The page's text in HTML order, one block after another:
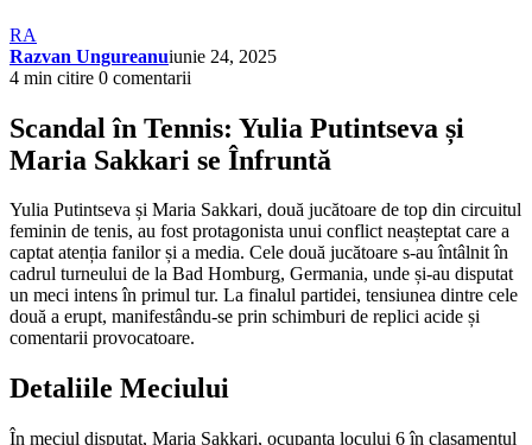
RA
Razvan Ungureanuiunie 24, 2025
4 min citire 0 comentarii
Scandal în Tennis: Yulia Putintseva și
Maria Sakkari se Înfruntă
Yulia Putintseva și Maria Sakkari, două jucătoare de top din circuitul
feminin de tenis, au fost protagonista unui conflict neașteptat care a
captat atenția fanilor și a media. Cele două jucătoare s-au întâlnit în
cadrul turneului de la Bad Homburg, Germania, unde și-au disputat
un meci intens în primul tur. La finalul partidei, tensiunea dintre cele
două a erupt, manifestându-se prin schimburi de replici acide și
comentarii provocatoare.
Detaliile Meciului
În meciul disputat, Maria Sakkari, ocupanta locului 6 în clasamentul